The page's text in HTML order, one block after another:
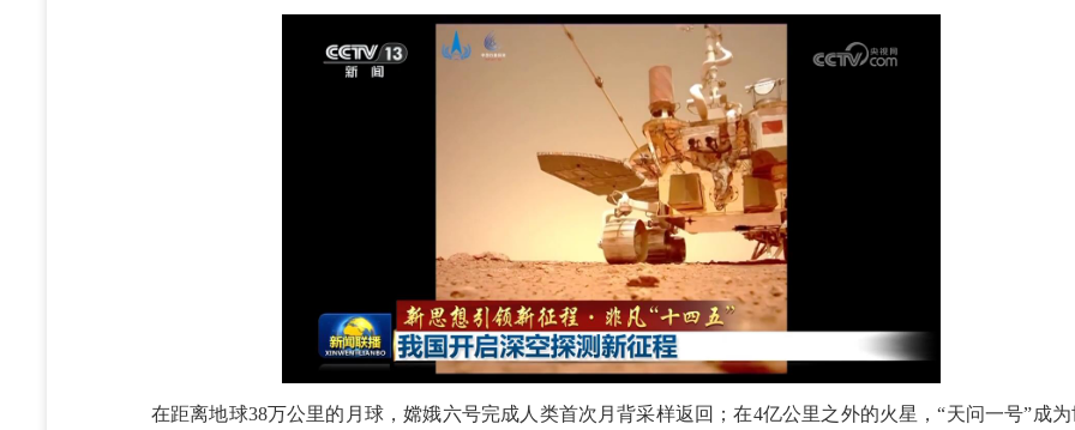
在距离地球38万公里的月球，嫦娥六号完成人类首次月背采样返回；在4亿公里之外的火星，“天问一号”成为